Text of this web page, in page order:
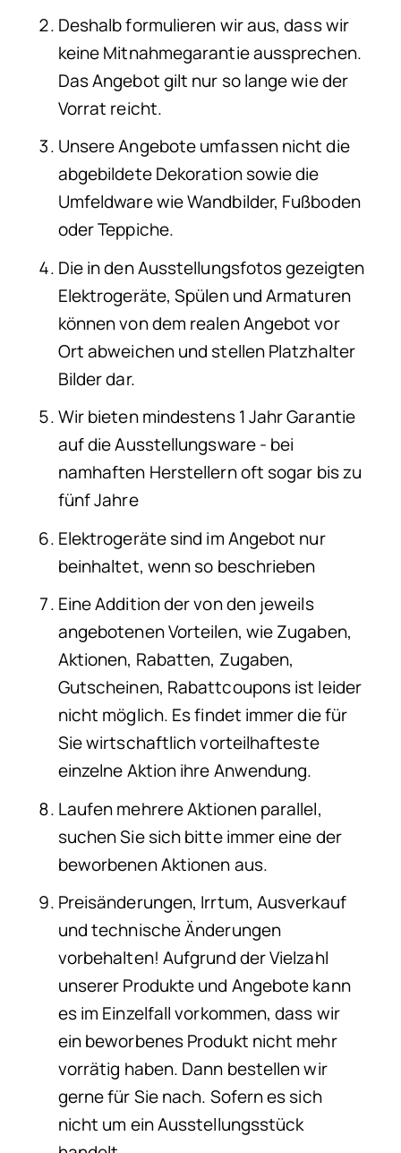
Deshalb formulieren wir aus, dass wir
keine Mitnahmegarantie aussprechen.
Das Angebot gilt nur so lange wie der
Vorrat reicht.
Unsere Angebote umfassen nicht die
abgebildete Dekoration sowie die
Umfeldware wie Wandbilder, Fußboden
oder Teppiche.
Die in den Ausstellungsfotos gezeigten
Elektrogeräte, Spülen und Armaturen
können von dem realen Angebot vor
Ort abweichen und stellen Platzhalter
Bilder dar.
Wir bieten mindestens 1 Jahr Garantie
auf die Ausstellungsware - bei
namhaften Herstellern oft sogar bis zu
fünf Jahre
Elektrogeräte sind im Angebot nur
beinhaltet, wenn so beschrieben
Eine Addition der von den jeweils
angebotenen Vorteilen, wie Zugaben,
Aktionen, Rabatten, Zugaben,
Gutscheinen, Rabattcoupons ist leider
nicht möglich. Es findet immer die für
Sie wirtschaftlich vorteilhafteste
einzelne Aktion ihre Anwendung.
Laufen mehrere Aktionen parallel,
suchen Sie sich bitte immer eine der
beworbenen Aktionen aus.
Preisänderungen, Irrtum, Ausverkauf
und technische Änderungen
vorbehalten! Aufgrund der Vielzahl
unserer Produkte und Angebote kann
es im Einzelfall vorkommen, dass wir
ein beworbenes Produkt nicht mehr
vorrätig haben. Dann bestellen wir
gerne für Sie nach. Sofern es sich
nicht um ein Ausstellungsstück